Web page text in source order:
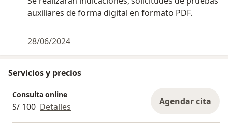
auxiliares de forma digital en formato PDF.
28/06/2024
Servicios y precios
Consulta online
S/ 100 Detalles Agendar cita